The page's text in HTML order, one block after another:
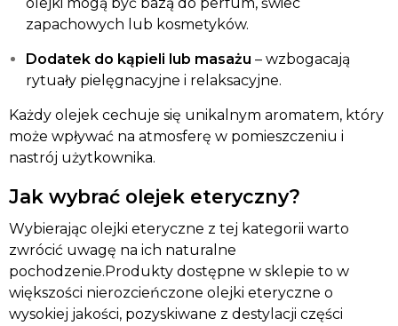
zapachowych lub kosmetyków.
Dodatek do kąpieli lub masażu – wzbogacają
rytuały pielęgnacyjne i relaksacyjne.
Każdy olejek cechuje się unikalnym aromatem, który
może wpływać na atmosferę w pomieszczeniu i
nastrój użytkownika.
Jak wybrać olejek eteryczny?
Wybierając olejki eteryczne z tej kategorii warto
zwrócić uwagę na ich naturalne
pochodzenie.Produkty dostępne w sklepie to w
większości nierozcieńczone olejki eteryczne o
wysokiej jakości, pozyskiwane z destylacji części